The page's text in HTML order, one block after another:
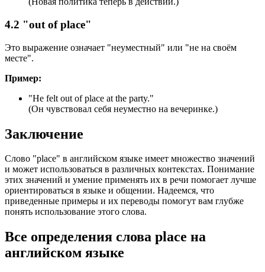
4.2 "out of place"
Это выражение означает "неуместный" или "не на своём
месте".
Пример:
"He felt out of place at the party."
(Он чувствовал себя неуместно на вечеринке.)
Заключение
Слово "place" в английском языке имеет множество значений
и может использоваться в различных контекстах. Понимание
этих значений и умение применять их в речи помогает лучше
ориентироваться в языке и общении. Надеемся, что
приведенные примеры и их переводы помогут вам глубже
понять использование этого слова.
Все определения слова place на
английском языке